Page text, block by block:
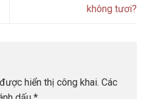
không tươi?
hiển thị công khai. Các